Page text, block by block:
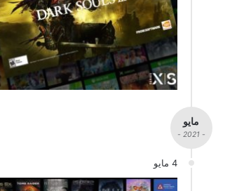
مايو
- 2021 -
4 مايو